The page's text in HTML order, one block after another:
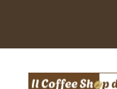
contenuto